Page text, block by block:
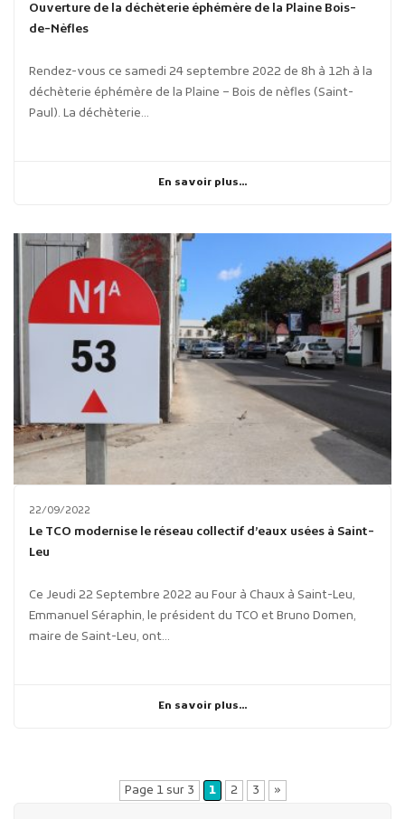
Ouverture de la déchèterie éphémère de la Plaine Bois-
de-Nèfles
Rendez-vous ce samedi 24 septembre 2022 de 8h à 12h à la
déchèterie éphémère de la Plaine – Bois de nèfles (Saint-
Paul). La déchèterie...
En savoir plus...
22/09/2022
Le TCO modernise le réseau collectif d’eaux usées à Saint-
Leu
Ce Jeudi 22 Septembre 2022 au Four à Chaux à Saint-Leu,
Emmanuel Séraphin, le président du TCO et Bruno Domen,
maire de Saint-Leu, ont...
En savoir plus...
Page 1 sur 3 1 2 3 »